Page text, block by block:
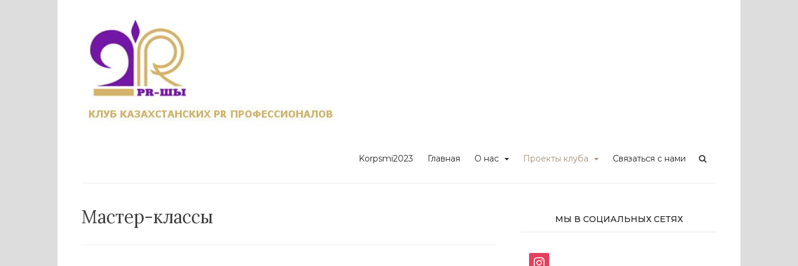
содержанию
Korpsmi2023 Главная О нас Проекты клуба Связаться с нами
Мастер-классы МЫ В СОЦИАЛЬНЫХ СЕТЯХ
instagram